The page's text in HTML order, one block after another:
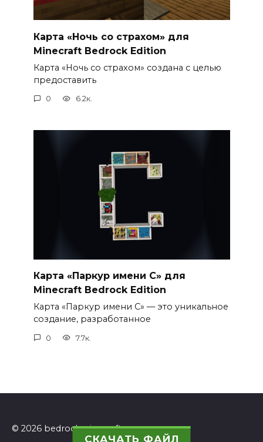
СКАЧАТЬ ФАЙЛ
Карта «Ночь со страхом» для
Minecraft Bedrock Edition
Карта «Ночь со страхом» создана с целью
предоставить
0 6.2к.
Карта «Паркур имени С» для
Minecraft Bedrock Edition
Карта «Паркур имени С» — это уникальное
создание, разработанное
0 7.7к.
© 2026 bedrockminecraft.ru